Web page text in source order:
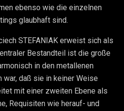
ebenso wie die einzelnen
glaubhaft sind.
STEFANIAK erweist sich als
Bestandteil ist die große
in den metallenen
war, daß sie in keiner Weise
mit einer zweiten Ebene als
Requisiten wie herauf- und